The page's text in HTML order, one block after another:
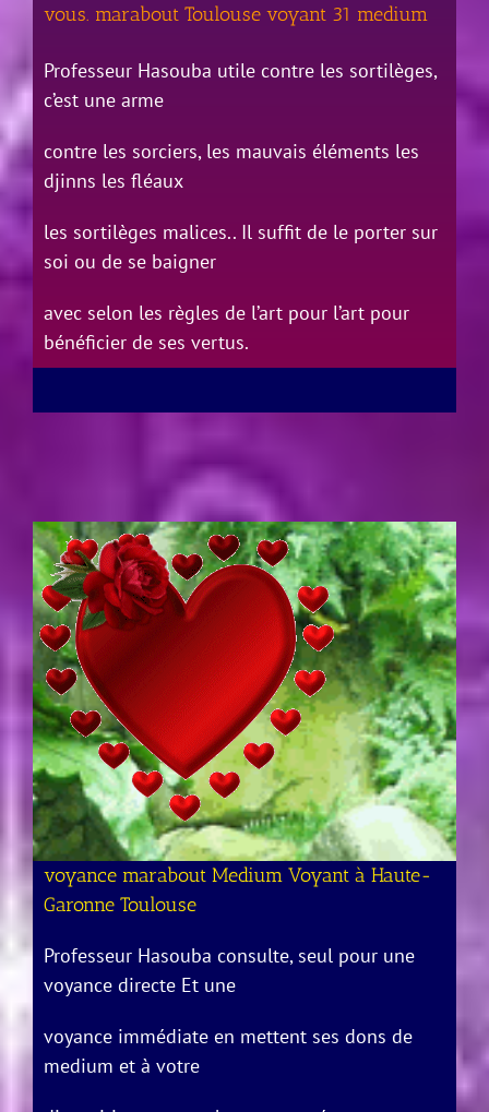
vous. marabout Toulouse voyant 31 medium
Professeur Hasouba utile contre les sortilèges,
c’est une arme
contre les sorciers, les mauvais éléments les
djinns les fléaux
les sortilèges malices.. Il suffit de le porter sur
soi ou de se baigner
avec selon les règles de l’art pour l’art pour
bénéficier de ses vertus.
voyance marabout Medium Voyant à Haute-
Garonne Toulouse
Professeur Hasouba consulte, seul pour une
voyance directe Et une
voyance immédiate en mettent ses dons de
medium et à votre